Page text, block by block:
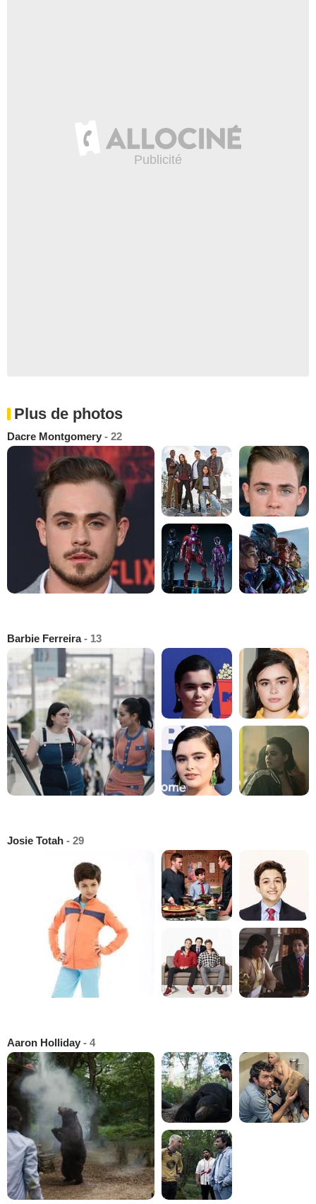
Plus de photos
Dacre Montgomery - 22
Barbie Ferreira- 13
Josie Totah - 29
Aaron Holliday - 4